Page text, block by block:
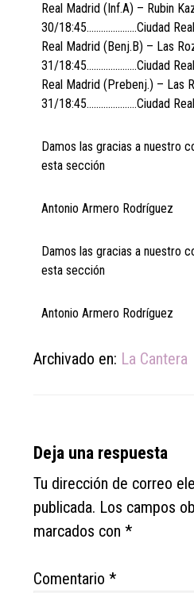
Real Madrid (Inf.A) – Rubin
30/18:45…………………Ciudad
Real Madrid (Benj.B) – Las
31/18:45…………………Ciudad
Real Madrid (Prebenj.) – Las
31/18:45…………………Ciudad
Damos las gracias a nuestro
esta sección
Antonio Armero Rodríguez
Damos las gracias a nuestro
esta sección
Antonio Armero Rodríguez
Archivado en: La Cantera
Reader
Interactions
Deja una respuesta
Tu dirección de correo
publicada. Los campos
marcados con*
Comentario*